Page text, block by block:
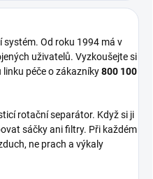
Od roku 1994 má v
uživatelů. Vyzkoušejte si
péče o zákazníky800 100
rotační separátor. Když si ji
sáčky ani filtry. Při každém
ne prach a výkaly